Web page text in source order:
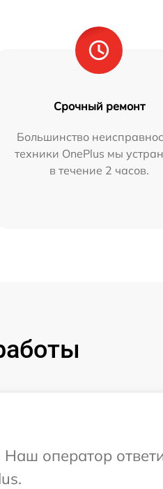
Срочный ремонт
Большинство
техники OnePlus мы
в течение 2 часов.
Наш оператор